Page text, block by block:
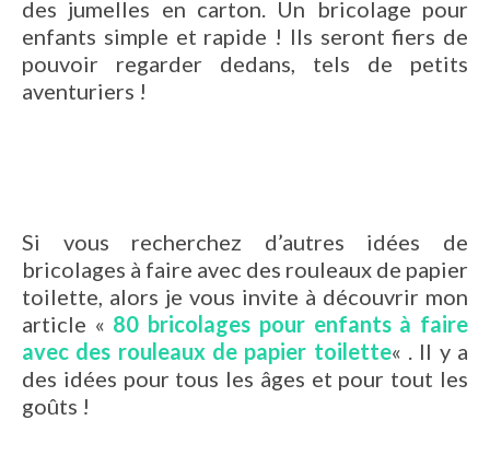
des jumelles en carton. Un bricolage pour
enfants simple et rapide ! Ils seront fiers de
pouvoir regarder dedans, tels de petits
aventuriers !
Si vous recherchez d’autres idées de
bricolages à faire avec des rouleaux de papier
toilette, alors je vous invite à découvrir mon
article « 80 bricolages pour enfants à faire
avec des rouleaux de papier toilette« . Il y a
des idées pour tous les âges et pour tout les
goûts !